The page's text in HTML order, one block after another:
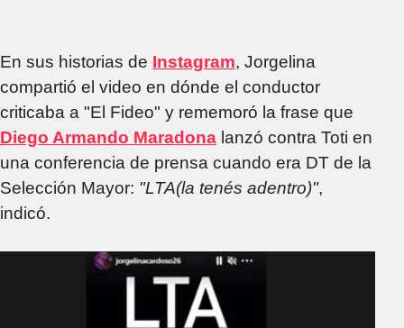
En sus historias de Instagram, Jorgelina
compartió el video en dónde el conductor
criticaba a "El Fideo" y rememoró la frase que
Diego Armando Maradona lanzó contra Toti en
una conferencia de prensa cuando era DT de la
Selección Mayor: "LTA(la tenés adentro)",
indicó.